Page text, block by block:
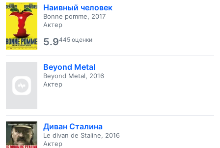
Наивный человек
Bonne pomme, 2017
Актер
5.9445 оценки
Beyond Metal
Beyond Metal, 2016
Актер
Диван Сталина
Le divan de Staline, 2016
Актер